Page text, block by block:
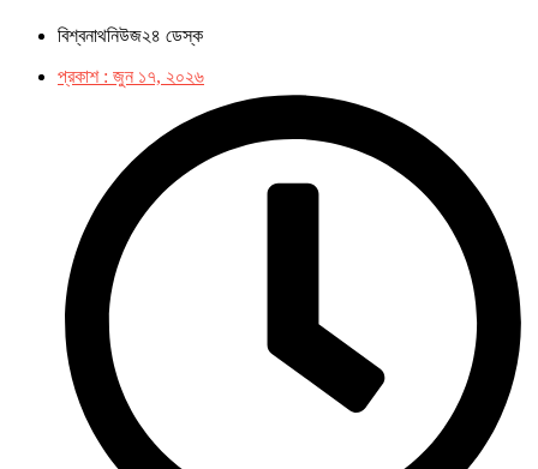
বিশ্বনাথনিউজ২৪ ডেস্ক
প্রকাশ : জুন ১৭, ২০২৬